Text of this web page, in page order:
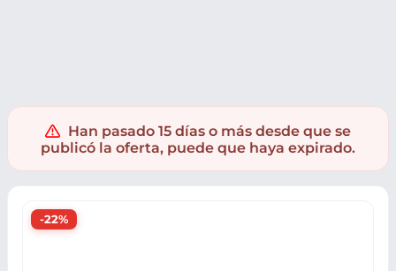
Han pasado 15 días o más desde que se
publicó la oferta, puede que haya expirado.
-22%